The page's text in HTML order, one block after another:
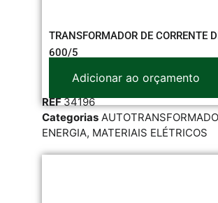
TRANSFORMADOR DE CORRENTE
600/5
Adicionar ao orçamento
REF34196
Categorias
ENERGIA, MATERIAIS ELÉTRICOS